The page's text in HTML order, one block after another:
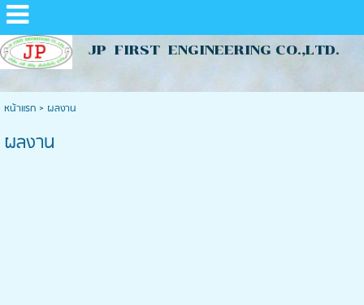
JP FIRST ENGINEERING CO.,LTD.
หน้าแรก> ผลงาน
ผลงาน